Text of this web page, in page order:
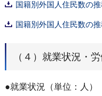
国籍別外国人住民数の
国籍別外国人住民数の
（４）就業状況・
●就業状況（単位：人）